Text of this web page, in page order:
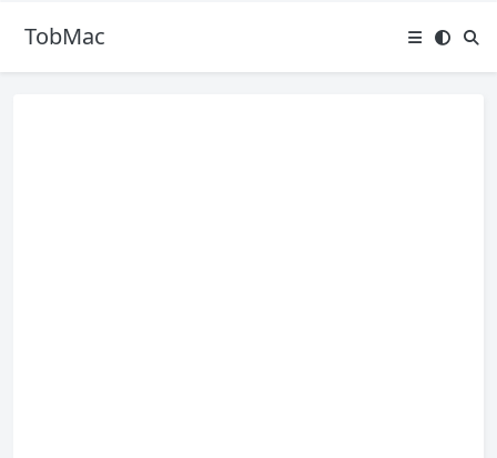
TobMac